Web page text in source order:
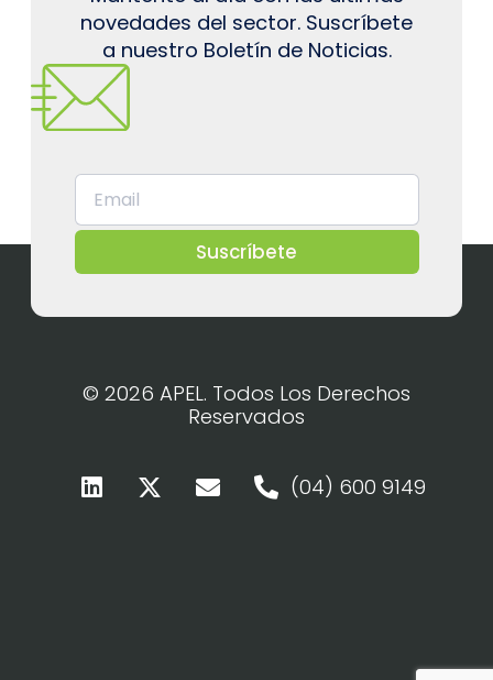
novedades del sector. Suscríbete
a nuestro Boletín de Noticias.
Suscríbete
© 2026 APEL. Todos Los Derechos
Reservados
(04) 600 9149